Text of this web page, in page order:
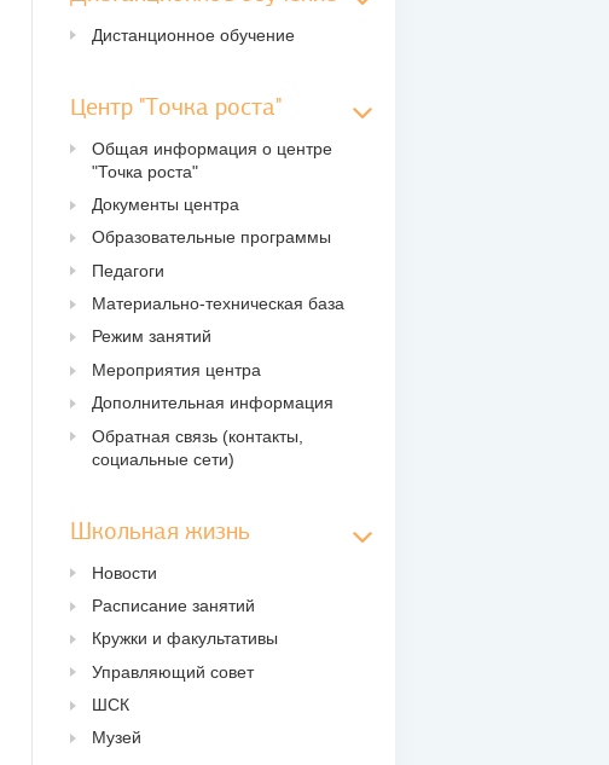
Дистанционное обучение
Центр "Точка роста"
Общая информация о центре
"Точка роста"
Документы центра
Образовательные программы
Педагоги
Материально-техническая база
Режим занятий
Мероприятия центра
Дополнительная информация
Обратная связь (контакты,
социальные сети)
Школьная жизнь
Новости
Расписание занятий
Кружки и факультативы
Управляющий совет
ШСК
Музей